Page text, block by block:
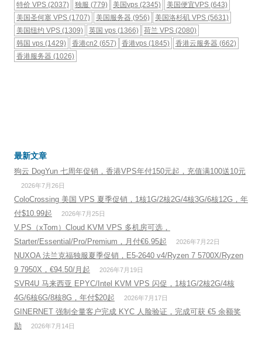
特价 VPS (2037) 独服 (779) 美国vps (2345) 美国便宜VPS(643)
美国圣何塞 VPS (1707) 美国服务器 (956) 美国洛杉矶 VPS (5631)
美国纽约 VPS (1309) 英国 vps(1366) 荷兰 VPS (2080)
韩国 vps (1429) 香港cn2 (657) 香港vps (1845) 香港云服务器 (662)
香港服务器 (1026)
最新文章
狗云 DogYun 七周年促销，香港VPS年付150元起，充值满100送10元
2026年7月26日
ColoCrossing 美国 VPS 夏季促销，1核1G/2核2G/4核3G/6核12G，年
付$10.99起
2026年7月25日
V.PS（xTom）Cloud KVM VPS 多机房可选，
Starter/Essential/Pro/Premium，月付€6.95起
2026年7月22日
NUXOA 法兰克福独服夏季促销，E5-2640 v4/Ryzen 7 5700X/Ryzen
9 7950X，€94.50/月起
2026年7月19日
SVR4U 马来西亚 EPYC/Intel KVM VPS 闪促，1核1G/2核2G/4核
4G/6核6G/8核8G，年付$20起
2026年7月17日
GINERNET 强制全量客户完成 KYC 人脸验证，完成可获 €5 余额奖
励
2026年7月14日